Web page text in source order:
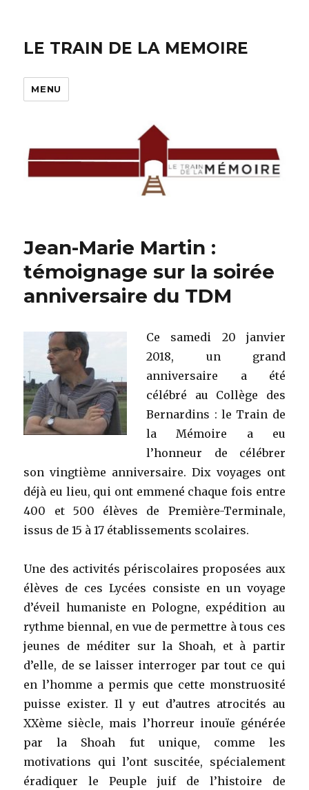
LE TRAIN DE LA MEMOIRE
MENU
Jean-Marie Martin :
témoignage sur la soirée
anniversaire du TDM
Ce samedi 20 janvier
2018, un grand
anniversaire a été
célébré au Collège des
Bernardins : le Train de
la Mémoire a eu
l’honneur de célébrer
son vingtième anniversaire. Dix voyages ont
déjà eu lieu, qui ont emmené chaque fois entre
400 et 500 élèves de Première-Terminale,
issus de 15 à 17 établissements scolaires.
Une des activités périscolaires proposées aux
élèves de ces Lycées consiste en un voyage
d’éveil humaniste en Pologne, expédition au
rythme biennal, en vue de permettre à tous ces
jeunes de méditer sur la Shoah, et à partir
d’elle, de se laisser interroger par tout ce qui
en l’homme a permis que cette monstruosité
puisse exister. Il y eut d’autres atrocités au
XXème siècle, mais l’horreur inouïe générée
par la Shoah fut unique, comme les
motivations qui l’ont suscitée, spécialement
éradiquer le Peuple juif de l’histoire de